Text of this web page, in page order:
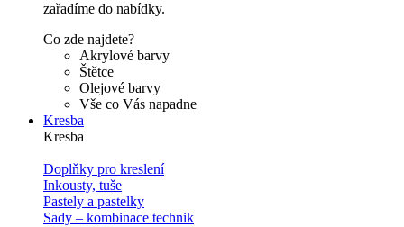
zařadíme do nabídky.
Co zde najdete?
Akrylové barvy
Štětce
Olejové barvy
Vše co Vás napadne
Kresba
Kresba
Doplňky pro kreslení
Inkousty, tuše
Pastely a pastelky
Sady – kombinace technik